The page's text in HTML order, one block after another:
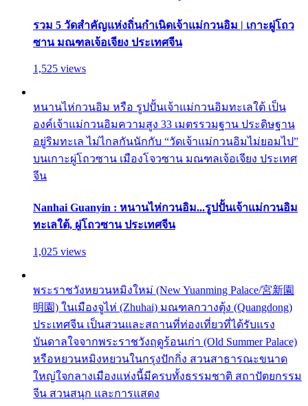
รวม 5 วัดสำคัญแห่งถิ่นกำเนิดเจ้าแม่กวนอิม | เกาะผู่โถว
ซาน มณฑลเจ้อเจียง ประเทศจีน
1,525 views
หนานไห่กวนอิม หรือ รูปปั้นเจ้าแม่กวนอิมทะเลใต้ เป็น
องค์เจ้าแม่กวนอิมความสูง 33 เมตรรวมฐาน ประดิษฐาน
อยู่ริมทะเล ไม่ไกลกันนักกับ “วัดเจ้าแม่กวนอิมไม่ยอมไป”
บนเกาะผู่โถวซาน เมืองโจวซาน มณฑลเจ้อเจียง ประเทศ
จีน
Nanhai Guanyin : หนานไห่กวนอิม...รูปปั้นเจ้าแม่กวนอิม
ทะเลใต้, ผู่โถวซาน ประเทศจีน
1,025 views
พระราชวังหยวนหมิงใหม่ (New Yuanming Palace/宮新園
明園) ในเมืองจูไห่ (Zhuhai) มณฑลกวางตุ้ง (Quangdong)
ประเทศจีน เป็นสวนและสถานที่ท่องเที่ยวที่ได้รับแรง
บันดาลใจจากพระราชวังฤดูร้อนเก่า (Old Summer Palace)
หรือหยวนหมิงหยวนในกรุงปักกิ่ง สวนสาธารณะขนาด
ใหญ่ใจกลางเมืองแห่งนี้มีครบทั้งธรรมชาติ สถาปัตยกรรม
จีน สวนสนุก และการแสดง